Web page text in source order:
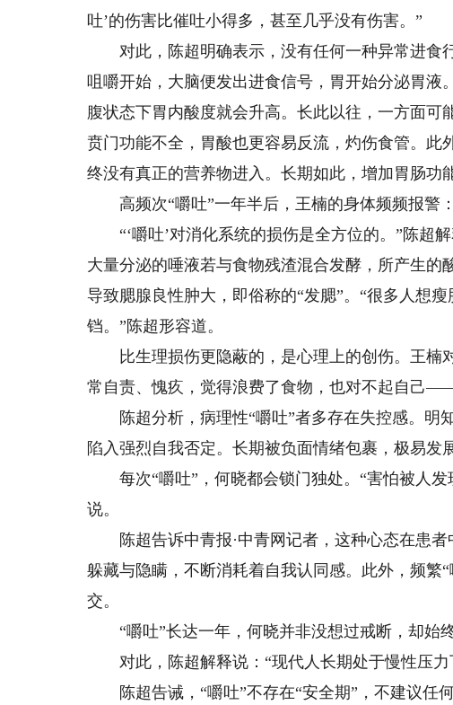
吐’的伤害比催吐小得多，甚至几乎没有伤害。”
对此，陈超明确表示，没有任何一种异常进食行
咀嚼开始，大脑便发出进食信号，胃开始分泌胃
腹状态下胃内酸度就会升高。长此以往，一方面
贲门功能不全，胃酸也更容易反流，灼伤食管。此
终没有真正的营养物进入。长期如此，增加胃肠功
高频次“嚼吐”一年半后，王楠的身体频频报警
“‘嚼吐’对消化系统的损伤是全方位的。”陈超
大量分泌的唾液若与食物残渣混合发酵，所产生
导致腮腺良性肿大，即俗称的“发腮”。“很多人想
铛。”陈超形容道。
比生理损伤更隐蔽的，是心理上的创伤。王楠对
常自责、愧疚，觉得浪费了食物，也对不起自己
陈超分析，病理性“嚼吐”者多存在失控感。明
陷入强烈自我否定。长期被负面情绪包裹，极易发
每次“嚼吐”，何晓都会锁门独处。“害怕被人发
说。
陈超告诉中青报·中青网记者，这种心态在患者
躲藏与隐瞒，不断消耗着自我认同感。此外，频繁
交。
“嚼吐”长达一年，何晓并非没想过戒断，却始终
对此，陈超解释说：“现代人长期处于慢性压力
陈超告诫，“嚼吐”不存在“安全期”，不建议任